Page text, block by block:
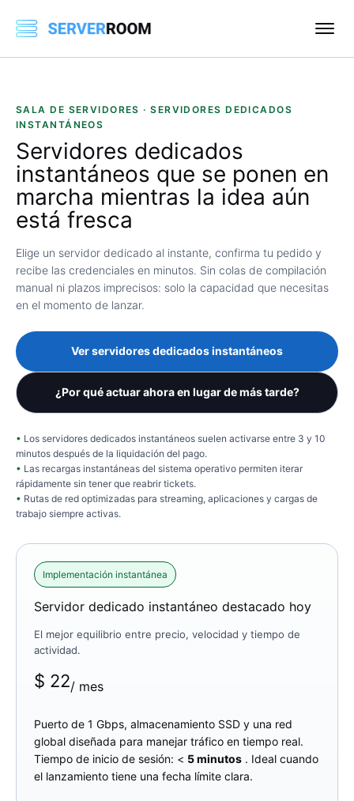
SALA DE SERVIDORES · SERVIDORES DEDICADOS
INSTANTÁNEOS
Servidores dedicados
instantáneos que se ponen en
marcha mientras la idea aún
está fresca
Elige un servidor dedicado al instante, confirma tu pedido y
recibe las credenciales en minutos. Sin colas de compilación
manual ni plazos imprecisos: solo la capacidad que necesitas
en el momento de lanzar.
Ver servidores dedicados instantáneos
¿Por qué actuar ahora en lugar de más tarde?
Los servidores dedicados instantáneos suelen activarse entre 3 y 10
minutos después de la liquidación del pago.
Las recargas instantáneas del sistema operativo permiten iterar
rápidamente sin tener que reabrir tickets.
Rutas de red optimizadas para streaming, aplicaciones y cargas de
trabajo siempre activas.
Implementación instantánea
Servidor dedicado instantáneo destacado hoy
El mejor equilibrio entre precio, velocidad y tiempo de
actividad.
$ 22/ mes
Puerto de 1 Gbps, almacenamiento SSD y una red
global diseñada para manejar tráfico en tiempo real.
Tiempo de inicio de sesión: < 5 minutos . Ideal cuando
el lanzamiento tiene una fecha límite clara.